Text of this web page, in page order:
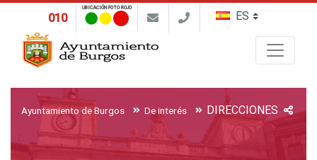
010
UBICACIÓN FOTO ROJO
Ayuntamiento de Burgos De interés DIRECCIONES